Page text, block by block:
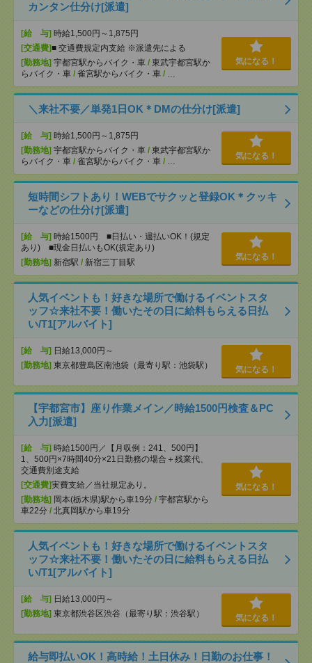
カンタン仕分け[派遣]
[給 与] 時給1,500円～1,875円
[交通費]■ 交通費規定内支給 ※派遣先による
[勤務地] 宇都宮駅からバイク・車 / 東武宇都宮駅か
らバイク・車 / 雀宮駅からバイク・車 / …
気になる！
＼来社不要／単発1日OK＊DMの仕分け[派遣]
[給 与] 時給1,500円～1,875円
[勤務地] 宇都宮駅からバイク・車 / 東武宇都宮駅か
らバイク・車 / 雀宮駅からバイク・車 / …
気になる！
短時間シフトあり！WEBでサクッと登録OK＊クッキ
ーなどの仕分け[派遣]
[給 与] 時給1500円 ■日払い・週払いOK！(規定
あり) ■現金日払いもOK(規定あり)
[勤務地] 新宿駅 / 新宿三丁目駅
気になる！
人気イベントも！好きな場所で働けるイベントスタ
ッフ☆来社不要！働いたその日に給料もらえる日払
い/T1[アルバイト]
[給 与] 日給13,000円～
[勤務地] 東京都豊島区南池袋（最寄り駅：池袋駅） 気になる！
【宇都宮市】座り作業メイン／時給1500円検査＆PC
入力[派遣]
[給 与] 時給1500円／【月収例：241、500円】
1、500円×7時間40分×21日勤務の場合＋残業代、
交通費別途支給
[交通費]実費支給／当社規定あり。
[勤務地] 岡本(栃木県)駅から車19分 / 宇都宮駅から
車22分 / 北真岡駅から車19分
気になる！
人気イベントも！好きな場所で働けるイベントスタ
ッフ☆来社不要！働いたその日に給料もらえる日払
い/T1[アルバイト]
[給 与] 日給13,000円～
[勤務地] 東京都渋谷区渋谷（最寄り駅：渋谷駅） 気になる！
給与即払いOK！高時給！土日休み！日勤のお仕事！